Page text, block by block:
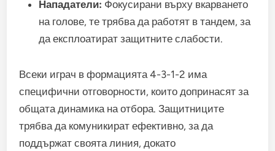
Нападатели: Фокусирани върху вкарването
на голове, те трябва да работят в тандем, за
да експлоатират защитните слабости.
Всеки играч в формацията 4-3-1-2 има
специфични отговорности, които допринасят за
общата динамика на отбора. Защитниците
трябва да комуникират ефективно, за да
поддържат своята линия, докато